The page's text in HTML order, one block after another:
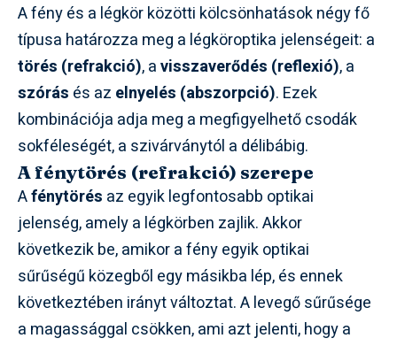
A fény és a légkör közötti kölcsönhatások négy fő
típusa határozza meg a légköroptika jelenségeit: a
törés (refrakció), avisszaverődés (reflexió), a
szórás és az elnyelés (abszorpció). Ezek
kombinációja adja meg a megfigyelhető csodák
sokféleségét, a szivárványtól a délibábig.
A fénytörés (refrakció) szerepe
Afénytörés az egyik legfontosabb optikai
jelenség, amely a légkörben zajlik. Akkor
következik be, amikor a fény egyik optikai
sűrűségű közegből egy másikba lép, és ennek
következtében irányt változtat. A levegő sűrűsége
a magassággal csökken, ami azt jelenti, hogy a